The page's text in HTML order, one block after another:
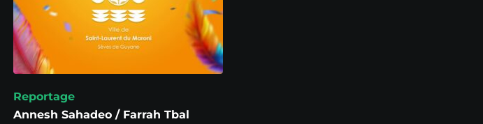
Reportage
Annesh Sahadeo / Farrah Tbal